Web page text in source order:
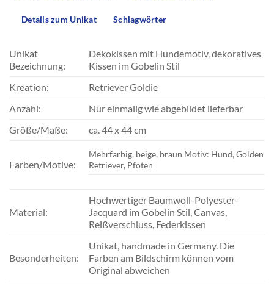
Details zum Unikat Schlagwörter
Unikat
Bezeichnung:
Dekokissen mit Hundemotiv, dekoratives
Kissen im Gobelin Stil
Kreation:
Retriever Goldie
Anzahl:
Nur einmalig wie abgebildet lieferbar
Größe/Maße:
ca. 44 x 44 cm
Farben/Motive:
Mehrfarbig, beige, braun Motiv: Hund, Golden
Retriever, Pfoten
Material:
Hochwertiger Baumwoll-Polyester-
Jacquard im Gobelin Stil, Canvas,
Reißverschluss, Federkissen
Besonderheiten:
Unikat, handmade in Germany. Die
Farben am Bildschirm können vom
Original abweichen